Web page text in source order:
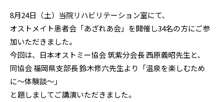
8月24日（土）当院リハビリテーション室にて、
オストメイト患者会「あざれあ会」を開催し34名の方にご参
加いただきました。
今回は、日本オストミー協会 筑紫分会長 西原義昭先生と、
同協会 福岡県支部長 鈴木修六先生より「温泉を楽しむため
に～体験談～」
と題しましてご講演いただきました。